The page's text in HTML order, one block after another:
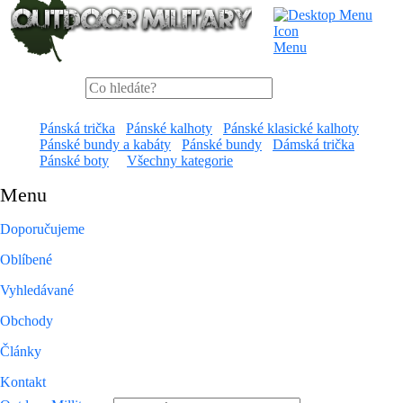
Menu
Pánská trička Pánské kalhoty
Pánské klasické kalhoty
Pánské bundy a kabáty
Pánské bundy
Dámská trička
Pánské boty
Všechny kategorie
Menu
Doporučujeme
Oblíbené
Vyhledávané
Obchody
Články
Kontakt